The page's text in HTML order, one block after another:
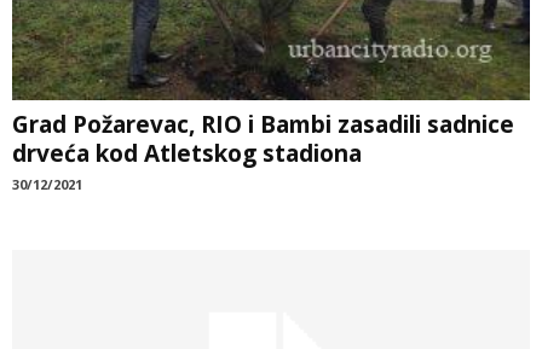
Grad Požarevac, RIO i Bambi zasadili sadnice
drveća kod Atletskog stadiona
30/12/2021